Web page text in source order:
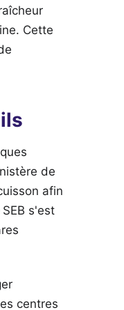
Cette
de
afin
s'est
centres